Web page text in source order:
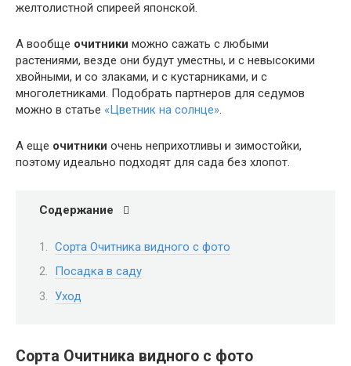
желтолистной спиреей японской.
А вообще очитники можно сажать с любыми
растениями, везде они будут уместны, и с невысокими
хвойными, и со злаками, и с кустарниками, и с
многолетниками. Подобрать партнеров для седумов
можно в статье «Цветник на солнце».
А еще очитники очень неприхотливы и зимостойки,
поэтому идеально подходят для сада без хлопот.
Содержание
Сорта Очитника видного с фото
Посадка в саду
Уход
Сорта Очитника видного с фото